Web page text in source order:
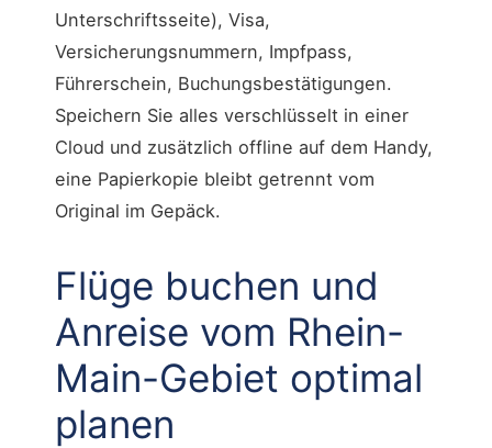
Unterschriftsseite), Visa,
Versicherungsnummern, Impfpass,
Führerschein, Buchungsbestätigungen.
Speichern Sie alles verschlüsselt in einer
Cloud und zusätzlich offline auf dem Handy,
eine Papierkopie bleibt getrennt vom
Original im Gepäck.
Flüge buchen und
Anreise vom Rhein-
Main-Gebiet optimal
planen